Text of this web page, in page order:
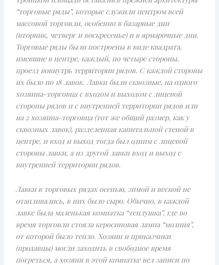
“торговые ряды”, которые служили центром всей
массовой торговли, особенно в базарные дни
(вторник, четверг и воскресенье) и в ярмарочные дни.
Торговые ряды были построены в виде квадрата,
имевшие в центре, каждый, по четыре стороны,
проезд вовнутрь территории рядов. С каждой стороны
их было по 18 лавок. Лавки были сквозные, на одного
хозяина-торговца с входом и выходом с лицевой
стороны рядов и с внутренней территории рядов или
на 2 хозяина-торговца (тот же общий размер, как у
сквозных лавок), разделенная капитальной стеной в
центре, и вход и выход тогда был одним с лицевой
стороны лавки, а из другой лавки вход и выход с
внутренней территории рядов.
Лавки в торговых рядах осенью, зимой и весной не
отапливались, в них было сыро. Обычно, в каждой
лавке была маленькая комнатка “теплушка”, где во
время торговли стояла керосиновая лампа “молния”,
от которой было тепло. Хозяин и приказчики
(продавцы) могли заходить в свободное время
погреться, а хозяин в этой комнатке вел записи по